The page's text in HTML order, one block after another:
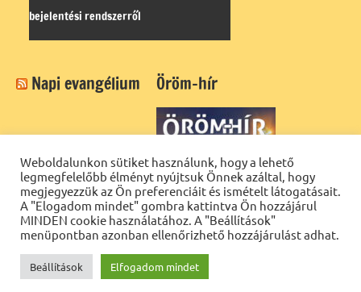
bejelentési rendszerről
Napi evangélium Öröm-hír
Weboldalunkon sütiket használunk, hogy a lehető
legmegfelelőbb élményt nyújtsuk Önnek azáltal, hogy
megjegyezzük az Ön preferenciáit és ismételt látogatásait.
A "Elogadom mindet" gombra kattintva Ön hozzájárul
MINDEN cookie használatához. A "Beállítások"
menüpontban azonban ellenőrizhető hozzájárulást adhat.
Beállítások Elfogadom mindet